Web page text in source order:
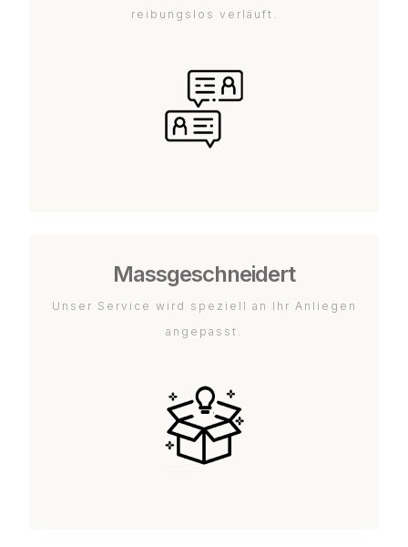
reibungslos verläuft.
Massgeschneidert
Unser Service wird speziell an Ihr Anliegen
angepasst.